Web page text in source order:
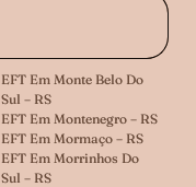
EFT Em Monte Belo Do
Sul – RS
EFT Em Montenegro – RS
EFT Em Mormaço – RS
EFT Em Morrinhos Do
Sul – RS